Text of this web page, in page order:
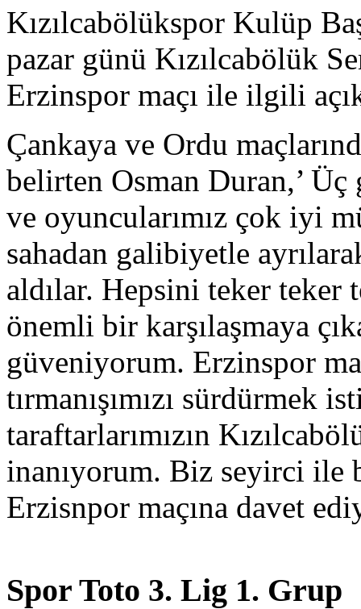
Kızılcabölükspor Kulüp
pazar günü Kızılcabölük
Erzinspor maçı ile ilgili
Çankaya ve Ordu
belirten Osman Duran,’
ve oyuncularımız çok iyi
sahadan galibiyetle
aldılar. Hepsini teker
önemli bir karşılaşmaya
güveniyorum. Erzinspor
tırmanışımızı sürdürmek
taraftarlarımızın
inanıyorum. Biz seyirci ile
Erzisnpor maçına davet
Spor Toto 3. Lig 1. Grup